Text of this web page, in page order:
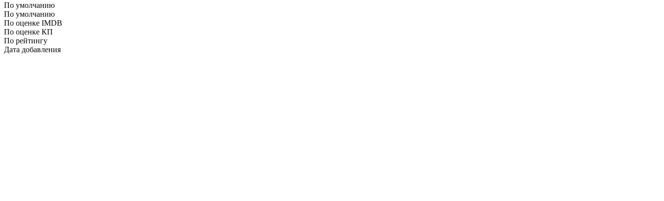
По умолчанию
По умолчанию
По оценке IMDB
По оценке КП
По рейтингу
Дата добавления